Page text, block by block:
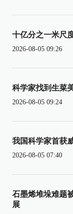
十亿分之一米尺
2026-08-05 09:26
科学家找到生菜
2026-08-05 09:24
我国科学家首获
2026-08-05 07:40
石墨烯堆垛难题
展